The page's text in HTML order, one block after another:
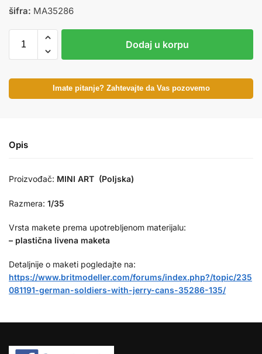
šifra: MA35286
Dodaj u korpu
Imate pitanje? Zahtevajte da Vas pozovemo
Opis
Proizvođač: MINI ART (Poljska)
Razmera: 1/35
Vrsta makete prema upotrebljenom materijalu:
– plastična livena maketa
Detaljnije o maketi pogledajte na:
https://www.britmodeller.com/forums/index.php?/topic/235
081191-german-soldiers-with-jerry-cans-35286-135/